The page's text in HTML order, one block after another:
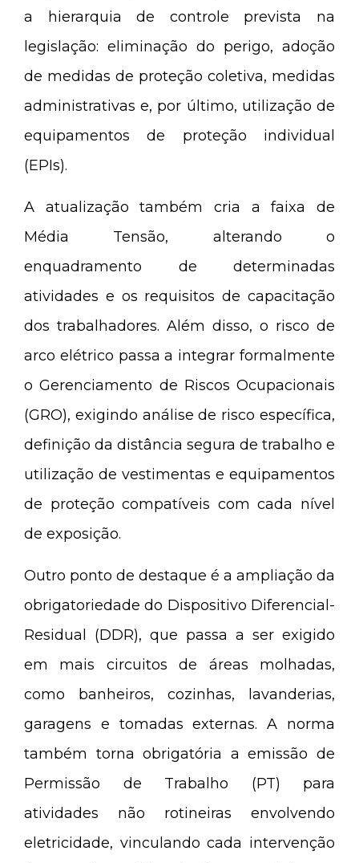
a hierarquia de controle prevista na
legislação: eliminação do perigo, adoção
de medidas de proteção coletiva, medidas
administrativas e, por último, utilização de
equipamentos de proteção individual
(EPIs).
A atualização também cria a faixa de
Média Tensão, alterando o
enquadramento de determinadas
atividades e os requisitos de capacitação
dos trabalhadores. Além disso, o risco de
arco elétrico passa a integrar formalmente
o Gerenciamento de Riscos Ocupacionais
(GRO), exigindo análise de risco específica,
definição da distância segura de trabalho e
utilização de vestimentas e equipamentos
de proteção compatíveis com cada nível
de exposição.
Outro ponto de destaque é a ampliação da
obrigatoriedade do Dispositivo Diferencial-
Residual (DDR), que passa a ser exigido
em mais circuitos de áreas molhadas,
como banheiros, cozinhas, lavanderias,
garagens e tomadas externas. A norma
também torna obrigatória a emissão de
Permissão de Trabalho (PT) para
atividades não rotineiras envolvendo
eletricidade, vinculando cada intervenção